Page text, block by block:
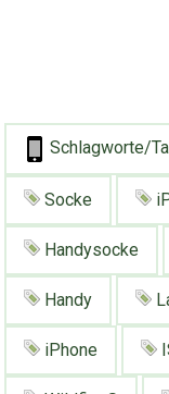
Schlagworte/
Socke
Handysocke
Handy
iPhone